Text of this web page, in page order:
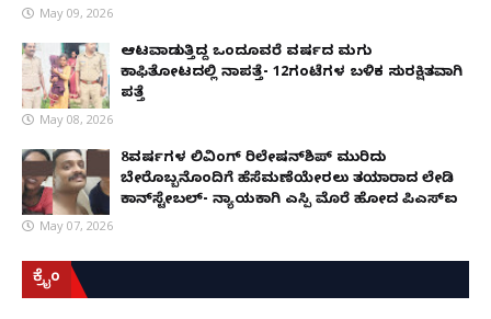
May 09, 2026
ಆಟವಾಡುತ್ತಿದ್ದ ಒಂದೂವರೆ ವರ್ಷದ ಮಗು
ಕಾಫಿತೋಟದಲ್ಲಿ ನಾಪತ್ತೆ- 12ಗಂಟೆಗಳ ಬಳಿಕ ಸುರಕ್ಷಿತವಾಗಿ
ಪತ್ತೆ
May 08, 2026
8ವರ್ಷಗಳ ಲಿವಿಂಗ್‌ ರಿಲೇಷನ್‌ಶಿಪ್ ಮುರಿದು
ಬೇರೊಬ್ಬನೊಂದಿಗೆ ಹೆಸೆಮಣೆಯೇರಲು ತಯಾರಾದ ಲೇಡಿ
ಕಾನ್‌ಸ್ಟೇಬಲ್- ನ್ಯಾಯಕ್ಕಾಗಿ ಎಸ್ಪಿ ಮೊರೆ ಹೋದ ಪಿಎಸ್ಐ
May 07, 2026
ಕ್ರೈಂ